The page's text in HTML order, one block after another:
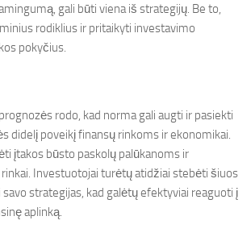
gali būti viena iš strategijų. Be to,
rodiklius ir pritaikyti investavimo
pokyčius.
rodo, kad norma gali augti ir pasiekti
didelį poveikį finansų rinkoms ir ekonomikai.
įtakos būsto paskolų palūkanoms ir
Investuotojai turėtų atidžiai stebėti šiuos
strategijas, kad galėtų efektyviai reaguoti į
aplinką.